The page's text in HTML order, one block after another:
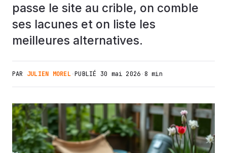
passe le site au crible, on comble
ses lacunes et on liste les
meilleures alternatives.
PAR JULIEN MOREL·PUBLIÉ 30 mai 2026· 8 min